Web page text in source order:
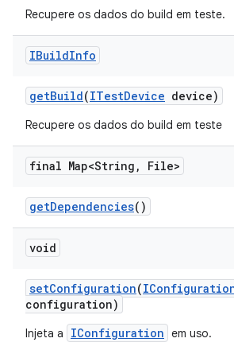
Recupere os dados do build em teste.
IBuildInfo
getBuild(ITestDevice device)
Recupere os dados do build em teste
final Map<String , File>
getDependencies()
void
setConfiguration(
configuration)
Injeta a IConfiguration em uso.